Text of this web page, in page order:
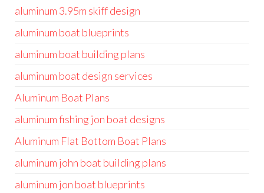
aluminum 3.95m skiff design
aluminum boat blueprints
aluminum boat building plans
aluminum boat design services
Aluminum Boat Plans
aluminum fishing jon boat designs
Aluminum Flat Bottom Boat Plans
aluminum john boat building plans
aluminum jon boat blueprints